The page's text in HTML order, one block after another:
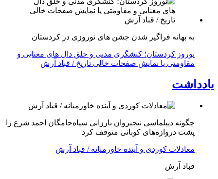
به بهانه فراگیر شدن جشن های نوروزی در کردستان
نوروز کردستان؛ کنشگری مدنی و خلق دال های معنایی و
مقاومتی یا نمایش صفحات خالی تاریخ / قباد آرش
یادداشت
چگونه دیپلماسی نیچیروان بارزانی سیاەجامگان احمد شرع را
پشت دروازەهای کوبانی متوقف کرد
معادلات کوردی و آینده خاورمیانه / قباد آرش
قباد آرش